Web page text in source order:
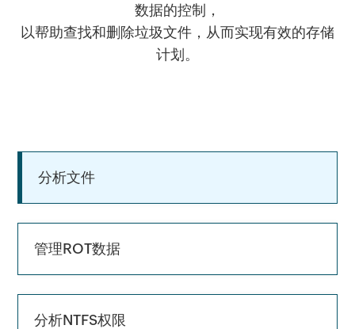
查找继承中断和其他权限不一致的实例。
查找并保护曝光过度的文件，并确定文件所有者，以允许用户
通过可视化分析跟踪企业文件存储的年度增长，并规划未来的
容量需求。
数据的控制，
以帮助查找和删除垃圾文件，从而实现有效的存储
计划。
分析文件
管理ROT数据
分析NTFS权限